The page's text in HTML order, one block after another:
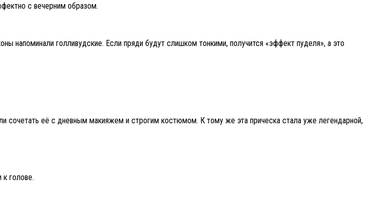
с вечерним образом.
напоминали голливудские. Если пряди будут слишком тонкими, получится «эффект пуделя», а это
сочетать её с дневным макияжем и строгим костюмом. К тому же эта прическа стала уже легендарной,
к голове.